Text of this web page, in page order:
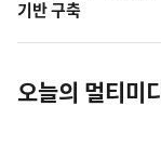
진
기반 구축
오늘의 멀티미